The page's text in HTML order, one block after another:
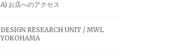
A) お店へのアクセス
DESIGN RESEARCH UNIT / MWL
YOKOHAMA